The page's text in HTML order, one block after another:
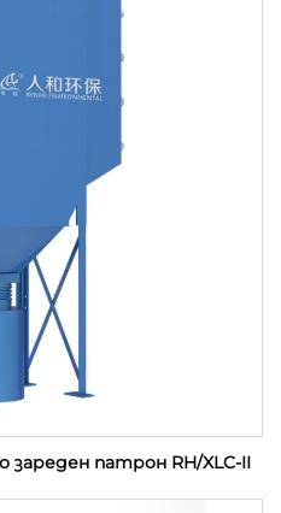
патрон RH/XLC-II